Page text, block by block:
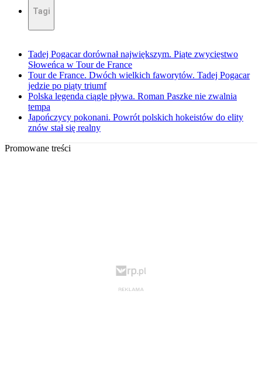
Tagi
Tadej Pogacar dorównał największym. Piąte zwycięstwo
Słoweńca w Tour de France
Tour de France. Dwóch wielkich faworytów. Tadej Pogacar
jedzie po piąty triumf
Polska legenda ciągle pływa. Roman Paszke nie zwalnia
tempa
Japończycy pokonani. Powrót polskich hokeistów do elity
znów stał się realny
Promowane treści